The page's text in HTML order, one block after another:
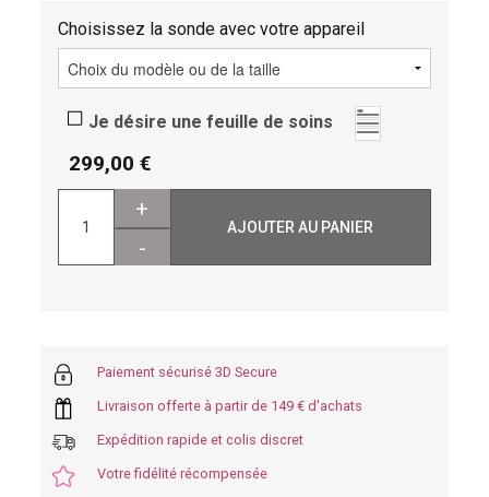
Choisissez la sonde avec votre appareil
Je désire une feuille de soins
299,00
+
-
AJOUTER AU PANIER
Paiement sécurisé 3D Secure
Livraison offerte à partir de 149 € d'achats
Expédition rapide et colis discret
Votre fidélité récompensée